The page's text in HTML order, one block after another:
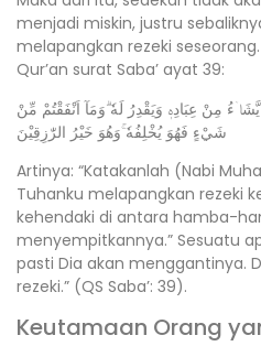
menjadi miskin, justru
melapangkan rezeki
Qur’an surat Saba’ ayat 39:
مِنْ عِبَادِهٖ وَيَقْدِرُ لَهٗ ۗوَمَآ اَنْفَقْتُمْ مِّنْ
شَيْءٍ فَهُوَ يُخْلِفُهٗ ۚوَهُوَ خَيْرُ الرّٰزِقِيْنَ
Artinya: “Katakanlah (Nabi
Tuhanku melapangkan rezeki
kehendaki di antara hamba-
menyempitkannya.” Sesuatu
pasti Dia akan menggantinya.
rezeki.” (QS Saba’: 39).
Keutamaan Orang